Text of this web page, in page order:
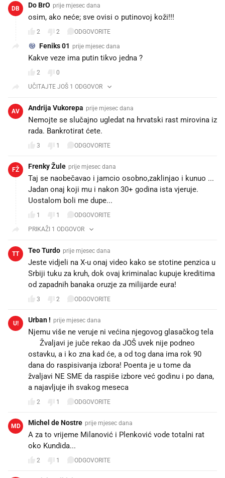
DB Do BrO prije mjesec dana
osim, ako neće; sve ovisi o putinovoj koži!!!
2 2 ODGOVORITE
Feniks 01 prije mjesec dana
Kakve veze ima putin tikvo jedna ?
2
0
UČITAJTE JOŠ 1 ODGOVOR
AV Andrija Vukorepa prije mjesec dana
Nemojte se slučajno ugledat na hrvatski rast mirovina iz
rada. Bankrotirat ćete.
3 1 ODGOVORITE
FŽ Frenky Žule prije mjesec dana
Taj se naobečavao i jamcio osobno,zaklinjao i kunuo ...
Jadan onaj koji mu i nakon 30+ godina ista vjeruje.
Uostalom boli me dupe...
1 1
ODGOVORITE
PRIKAŽI 1 ODGOVOR
TT Teo Turdo prije mjesec dana
Jeste vidjeli na X-u onaj video kako se stotine penzica u
Srbiji tuku za kruh, dok ovaj kriminalac kupuje kreditima
od zapadnih banaka oruzje za milijarde eura!
3 2 ODGOVORITE
U! Urban ! prije mjesec dana
Njemu više ne veruje ni većina njegovog glasačkog tela
😁 Žvaljavi je juče rekao da JOŠ uvek nije podneo
ostavku, a i ko zna kad će, a od tog dana ima rok 90
dana do raspisivanja izbora! Poenta je u tome da
žvaljavi NE SME da raspiše izbore već godinu i po dana,
a najavljuje ih svakog meseca 😁
2 1 ODGOVORITE
MD Michel de Nostre prije mjesec dana
A za to vrijeme Milanović i Plenković vode totalni rat
oko Kundida... 🥶
2 1 ODGOVORITE